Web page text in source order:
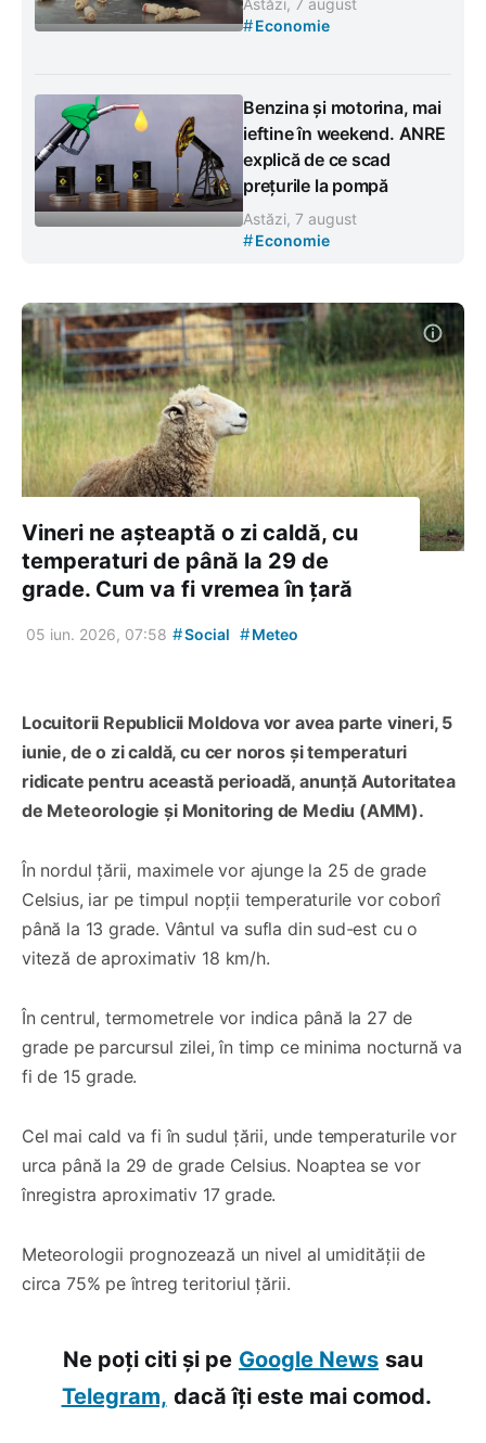
Astăzi, 7 august
#Economie
Benzina și motorina, mai
ieftine în weekend. ANRE
explică de ce scad
prețurile la pompă
Astăzi, 7 august
#Economie
Vineri ne așteaptă o zi caldă, cu
temperaturi de până la 29 de
grade. Cum va fi vremea în țară
05 iun. 2026, 07:58 #Social #Meteo
Locuitorii Republicii Moldova vor avea parte vineri, 5
iunie, de o zi caldă, cu cer noros și temperaturi
ridicate pentru această perioadă, anunță Autoritatea
de Meteorologie și Monitoring de Mediu (AMM).
În nordul țării, maximele vor ajunge la 25 de grade
Celsius, iar pe timpul nopții temperaturile vor coborî
până la 13 grade. Vântul va sufla din sud-est cu o
viteză de aproximativ 18 km/h.
În centrul, termometrele vor indica până la 27 de
grade pe parcursul zilei, în timp ce minima nocturnă va
fi de 15 grade.
Cel mai cald va fi în sudul țării, unde temperaturile vor
urca până la 29 de grade Celsius. Noaptea se vor
înregistra aproximativ 17 grade.
Meteorologii prognozează un nivel al umidității de
circa 75% pe întreg teritoriul țării.
Ne poți citi și pe Google News sau
Telegram, dacă îți este mai comod.